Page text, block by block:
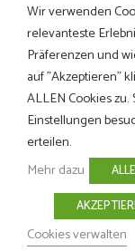
Suivez-nous
2026
Richtlinie Für
Wir verwenden
relevanteste
Präferenzen und
auf "Akzeptieren"
ALLEN Cookies
Einstellungen
erteilen.
Mehr dazu
Cookies verwalten